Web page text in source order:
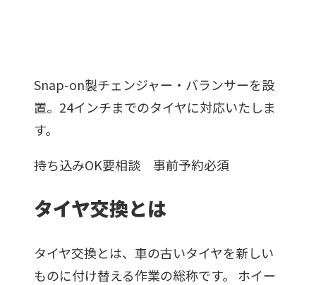
Snap-on製チェンジャー・バランサーを設
置。24インチまでのタイヤに対応いたしま
す。
持ち込みOK要相談 事前予約必須
タイヤ交換とは
タイヤ交換とは、車の古いタイヤを新しい
ものに付け替える作業の総称です。 ホイー